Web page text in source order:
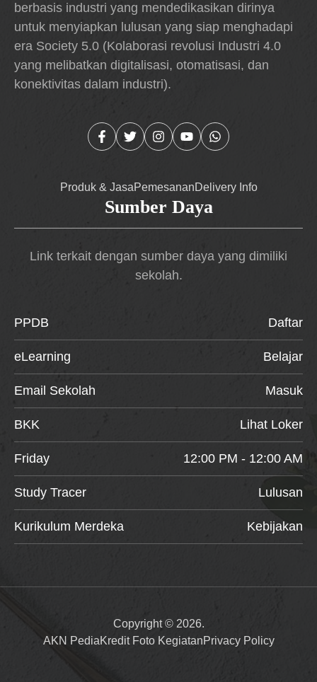
berbasis industri yang mendedikasikan dirinya
untuk menyiapkan lulusan yang siap menghadapi
era Society 5.0 (Kolaborasi revolusi Industri 4.0
yang melibatkan digitalisasi, otomatisasi, dan
konektivitas dalam industri).
Produk & JasaPemesananDelivery Info
Sumber Daya
Link terkait dengan sumber daya yang dimiliki
sekolah.
PPDB Daftar
eLearning Belajar
Email Sekolah Masuk
BKK Lihat Loker
Friday 12:00 PM - 12:00 AM
Study Tracer Lulusan
Kurikulum Merdeka Kebijakan
Copyright © 2026.
AKN PediaKredit Foto KegiatanPrivacy Policy